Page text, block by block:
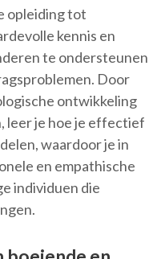
opleiding tot
kennis en
te ondersteunen
Door
ontwikkeling
leer je hoe je effectief
waardoor je in
en empathische
individuen die